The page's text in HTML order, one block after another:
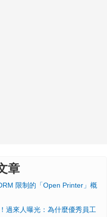
章
限制的「Open Printer」概
過來人曝光：為什麼優秀員工